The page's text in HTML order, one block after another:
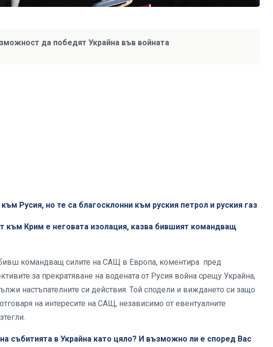
да победят Украйна във войната
Русия, но те са благосклонни към руския петрол и руския газ
към Крим е неговата изолация, казва бившият командващ
командващ силите на САЩ в Европа, коментира пред
за прекратяване на водената от Русия война срещу Украйна,
настъпателните си действия. Той сподели и виждането си защо
на интересите на САЩ, независимо от евентуалните
събитията в Украйна като цяло? И възможно ли е според Вас